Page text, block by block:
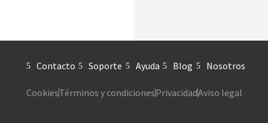
Contacto Soporte Ayuda Blog Nosotros
CookiesTérminos y condicionesPrivacidadAviso legal